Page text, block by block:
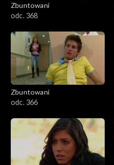
Zbuntowani
odc. 368
Zbuntowani
odc. 366